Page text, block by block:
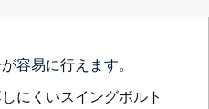
容易に行えます。
にくいスイングボルト